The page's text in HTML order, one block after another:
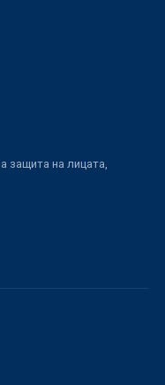
защита на лицата,